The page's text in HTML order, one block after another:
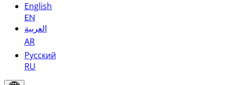
English
EN
العربية
AR
Русский
RU